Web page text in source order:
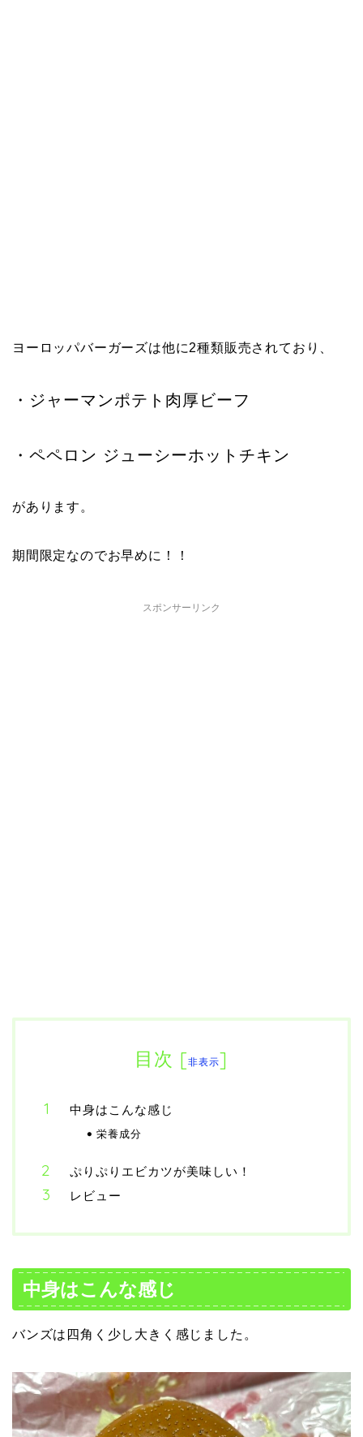
ヨーロッパバーガーズは他に2種類販売されており、
・ジャーマンポテト肉厚ビーフ
・ペペロン ジューシーホットチキン
があります。
期間限定なのでお早めに！！
スポンサーリンク
目次 [非表示]
中身はこんな感じ
栄養成分
ぷりぷりエビカツが美味しい！
レビュー
中身はこんな感じ
バンズは四角く少し大きく感じました。